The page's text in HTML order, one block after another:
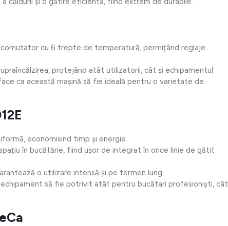
cu 6 trepte de temperatură, permițând reglaje
protejând atât utilizatorii, cât și echipamentul.
ca această mașină să fie ideală pentru o varietate de
economisind timp și energie.
în bucătărie, fiind ușor de integrat în orice linie de gătit
o utilizare intensă și pe termen lung.
să fie potrivit atât pentru bucătari profesioniști, cât